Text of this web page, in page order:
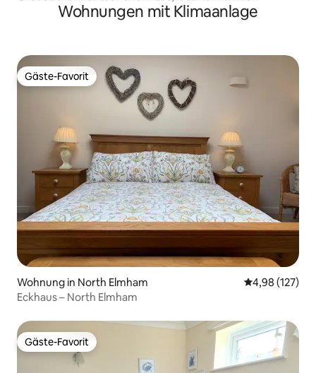
Wohnungen mit Klimaanlage
Gäste-Favorit
Gäste-Favorit
Wohnung in North Elmham
4,98 (127)
Eckhaus – North Elmham
Gäste-Favorit
Gäste-Favorit